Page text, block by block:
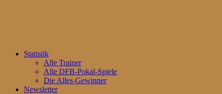
Statistik
Alle Trainer
Alle DFB-Pokal-Spiele
Die Alles-Gewinner
Newsletter